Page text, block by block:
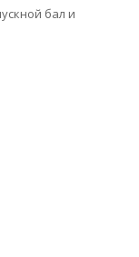
бал и